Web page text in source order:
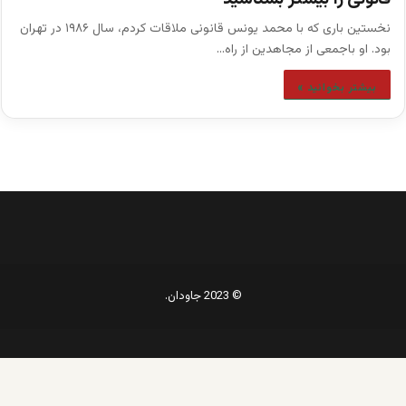
نخستین باری که با محمد یونس قانونی ملاقات کردم، سال ۱۹۸۶ در تهران
بود. او باجمعی از مجاهدین از راه…
بیشتر بخوانید »
© 2023 جاودان.